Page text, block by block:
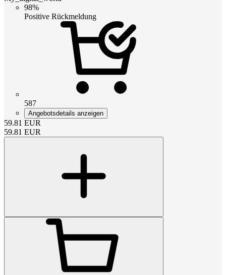
98%
Positive Rückmeldung
587
Angebotsdetails anzeigen
59.81 EUR
59.81 EUR